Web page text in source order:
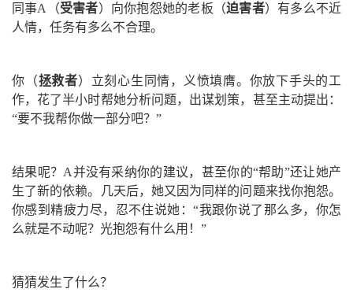
同事A（受害者）向你抱怨她的老板（迫害者）有多么不近
人情，任务有多么不合理。
你（拯救者）立刻心生同情，义愤填膺。你放下手头的工
作，花了半小时帮她分析问题，出谋划策，甚至主动提出：
“要不我帮你做一部分吧？”
结果呢？A并没有采纳你的建议，甚至你的“帮助”还让她产
生了新的依赖。几天后，她又因为同样的问题来找你抱怨。
你感到精疲力尽，忍不住说她：“我跟你说了那么多，你怎
么就是不动呢？光抱怨有什么用！”
猜猜发生了什么？